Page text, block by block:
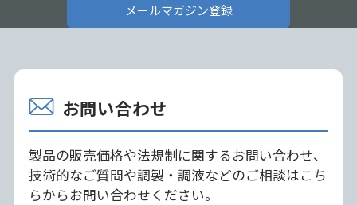
メールマガジン登録
お問い合わせ
製品の販売価格や法規制に関するお問い合わせ、
技術的なご質問や調製・調液などのご相談はこち
らからお問い合わせください。